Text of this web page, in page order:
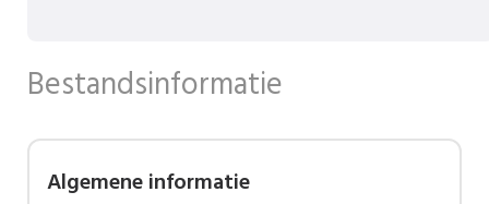
Bestandsinformatie
Algemene informatie